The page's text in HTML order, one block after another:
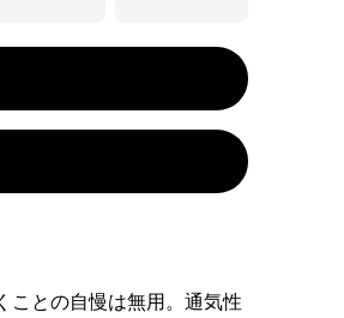
ことの自慢は無用。通気性